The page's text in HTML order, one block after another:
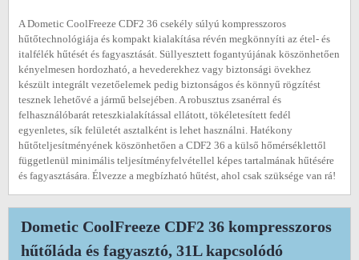
A Dometic CoolFreeze CDF2 36 csekély súlyú kompresszoros
hűtőtechnológiája és kompakt kialakítása révén megkönnyíti az étel- és
italfélék hűtését és fagyasztását. Süllyesztett fogantyújának köszönhetően
kényelmesen hordozható, a hevederekhez vagy biztonsági övekhez
készült integrált vezetőelemek pedig biztonságos és könnyű rögzítést
tesznek lehetővé a jármű belsejében. A robusztus zsanérral és
felhasználóbarát reteszkialakítással ellátott, tökéletesített fedél
egyenletes, sík felületét asztalként is lehet használni. Hatékony
hűtőteljesítményének köszönhetően a CDF2 36 a külső hőmérséklettől
függetlenül minimális teljesítményfelvétellel képes tartalmának hűtésére
és fagyasztására. Élvezze a megbízható hűtést, ahol csak szüksége van rá!
Dometic CoolFreeze CDF2 36 kompresszoros
hűtőláda és fagyasztó, 31L kapcsolódó